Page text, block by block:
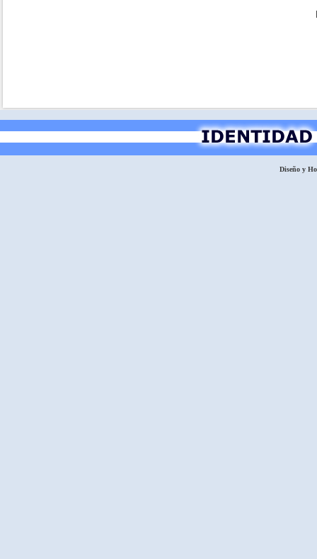
Diseño y